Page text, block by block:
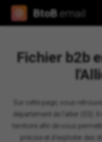
BtoB .email
Fichier b2b
Sur cette page, vous
département de l'allier (03).
territoire afin de vous
précise et d'exploiter des